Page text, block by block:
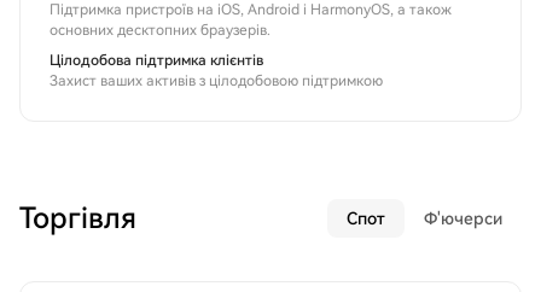
Підтримка пристроїв на iOS, Android і HarmonyOS, а також
основних десктопних браузерів.
Цілодобова підтримка клієнтів
Захист ваших активів з цілодобовою підтримкою
Торгівля Спот Ф'ючерси